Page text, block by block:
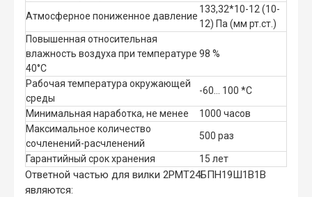
Атмосферное пониженное давление
133,32*10-12 (10-
12) Па (мм рт.ст.)
Повышенная относительная
влажность воздуха при температуре
40°C
98 %
Рабочая температура окружающей
среды
-60... 100 *C
Минимальная наработка, не менее
1000 часов
Максимальное количество
сочленений-расчленений
500 раз
Гарантийный срок хранения 15 лет
Ответной частью для вилки 2РМТ24БПН19Ш1В1В
являются: